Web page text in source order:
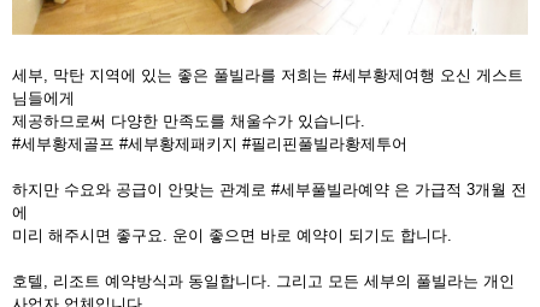
세부, 막탄 지역에 있는 좋은 풀빌라를 저희는 #세부황제여행 오신 게스트
님들에게
제공하므로써 다양한 만족도를 채울수가 있습니다.
#세부황제골프 #세부황제패키지 #필리핀풀빌라황제투어
하지만 수요와 공급이 안맞는 관계로 #세부풀빌라예약 은 가급적 3개월 전
에
미리 해주시면 좋구요. 운이 좋으면 바로 예약이 되기도 합니다.
호텔, 리조트 예약방식과 동일합니다. 그리고 모든 세부의 풀빌라는 개인